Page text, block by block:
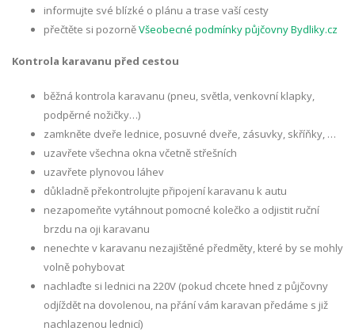
informujte své blízké o plánu a trase vaší cesty
přečtěte si pozorněVšeobecné podmínky půjčovny Bydliky.cz
Kontrola karavanu před cestou
běžná kontrola karavanu (pneu, světla, venkovní klapky,
podpěrné nožičky…)
zamkněte dveře lednice, posuvné dveře, zásuvky, skříňky, …
uzavřete všechna okna včetně střešních
uzavřete plynovou láhev
důkladně překontrolujte připojení karavanu k autu
nezapomeňte vytáhnout pomocné kolečko a odjistit ruční
brzdu na oji karavanu
nenechte v karavanu nezajištěné předměty, které by se mohly
volně pohybovat
nachlaďte si lednici na 220V (pokud chcete hned z půjčovny
odjíždět na dovolenou, na přání vám karavan předáme s již
nachlazenou lednicí)